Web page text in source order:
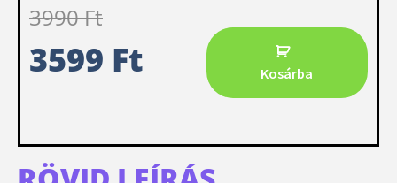
3990Ft
3599 Ft Kosárba